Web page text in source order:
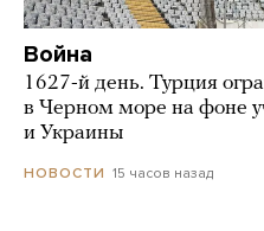
Война
1627-й день. Турция
в Черном море на фоне
и Украины
НОВОСТИ 15 часов назад